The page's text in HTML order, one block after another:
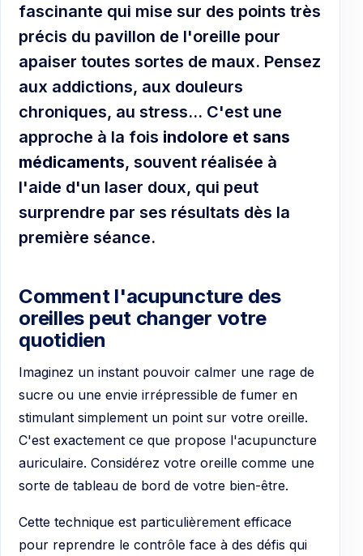
fascinante qui mise sur des points très
précis du pavillon de l'oreille pour
apaiser toutes sortes de maux. Pensez
aux addictions, aux douleurs
chroniques, au stress… C'est une
approche à la fois indolore et sans
médicaments, souvent réalisée à
l'aide d'un laser doux, qui peut
surprendre par ses résultats dès la
première séance.
Comment l'acupuncture des
oreilles peut changer votre
quotidien
Imaginez un instant pouvoir calmer une rage de
sucre ou une envie irrépressible de fumer en
stimulant simplement un point sur votre oreille.
C'est exactement ce que propose l'acupuncture
auriculaire. Considérez votre oreille comme une
sorte de tableau de bord de votre bien-être.
Cette technique est particulièrement efficace
pour reprendre le contrôle face à des défis qui